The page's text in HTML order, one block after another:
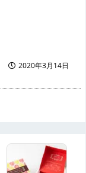
2020年3月14日